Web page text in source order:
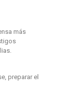
más
preparar el